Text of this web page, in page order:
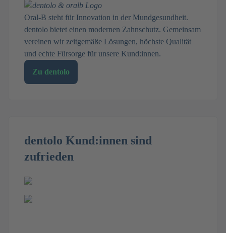
Oral-B steht für Innovation in der Mundgesundheit.
dentolo bietet einen modernen Zahnschutz. Gemeinsam
vereinen wir zeitgemäße Lösungen, höchste Qualität
und echte Fürsorge für unsere Kund:innen.
Zu dentolo
dentolo Kund:innen sind
zufrieden